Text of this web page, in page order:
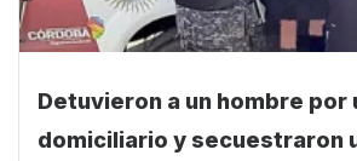
Detuvieron a un hombre por
domiciliario y secuestraron